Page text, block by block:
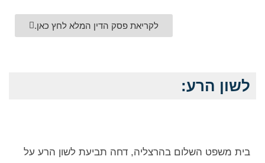
לקריאת פסק הדין המלא לחץ כאן.
לשון הרע:
בית משפט השלום בהרצליה, דחה תביעת לשון הרע על